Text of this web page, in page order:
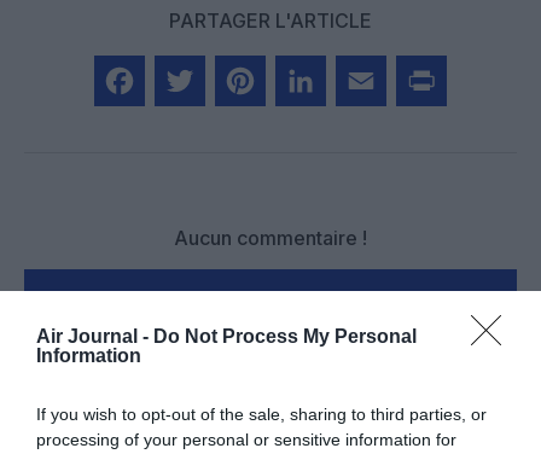
Air Journal - Do Not Process My Personal
Information
If you wish to opt-out of the sale, sharing to third parties, or
processing of your personal or sensitive information for
PARTAGER L'ARTICLE
Aucun commentaire !
FAIRE UN DON